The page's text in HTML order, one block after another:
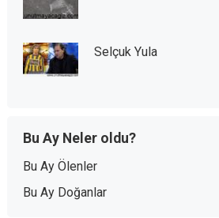
Selçuk Yula
Bu Ay Neler oldu?
Bu Ay Ölenler
Bu Ay Doğanlar